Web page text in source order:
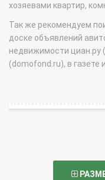
хозяевами квартир,
Так же рекомендуем
доске объявлений
недвижимости циан.ру
(domofond.ru), в газете